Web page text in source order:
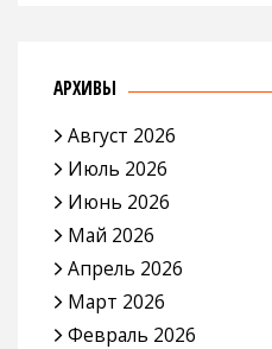
АРХИВЫ
Август 2026
Июль 2026
Июнь 2026
Май 2026
Апрель 2026
Март 2026
Февраль 2026